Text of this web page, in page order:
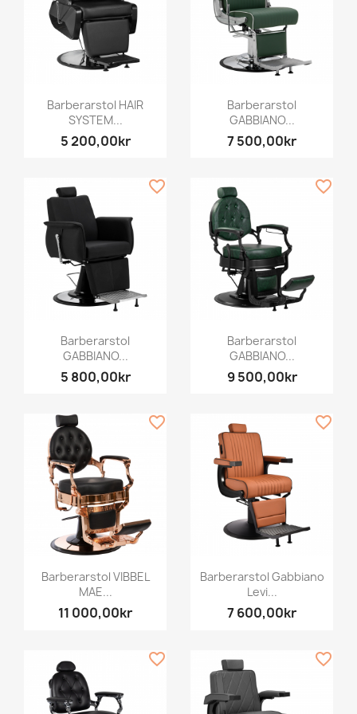
Barberarstol HAIR
SYSTEM...
5 200,00kr
Barberarstol
GABBIANO...
7 500,00kr
Barberarstol
GABBIANO...
5 800,00kr
favorite_border
Barberarstol
GABBIANO...
9 500,00kr
favorite_border
Barberarstol VIBBEL
MAE...
11 000,00kr
favorite_border
Barberarstol Gabbiano
Levi...
7 600,00kr
favorite_border
favorite_border favorite_border